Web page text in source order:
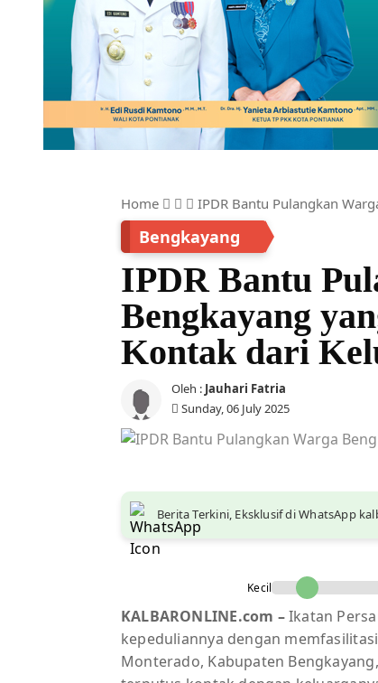
Home IPDR Bantu Pulangkan
Bengkayang
IPDR Bantu
Bengkayang
Kontak dari
Oleh : Jauhari Fatria
Sunday, 06 July 2025
Berita Terkini, Eksklusif di WhatsApp
Kecil
KALBARONLINE.com –Ikatan
kepeduliannya dengan
Monterado, Kabupaten